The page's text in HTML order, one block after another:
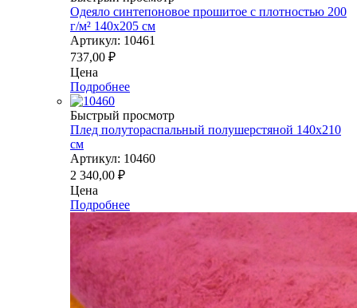
Одеяло синтепоновое прошитое с плотностью 200
г/м² 140х205 см
Артикул: 10461
737,00 ₽
Цена
Подробнее
Быстрый просмотр
Плед полутораспальный полушерстяной 140х210
см
Артикул: 10460
2 340,00 ₽
Цена
Подробнее